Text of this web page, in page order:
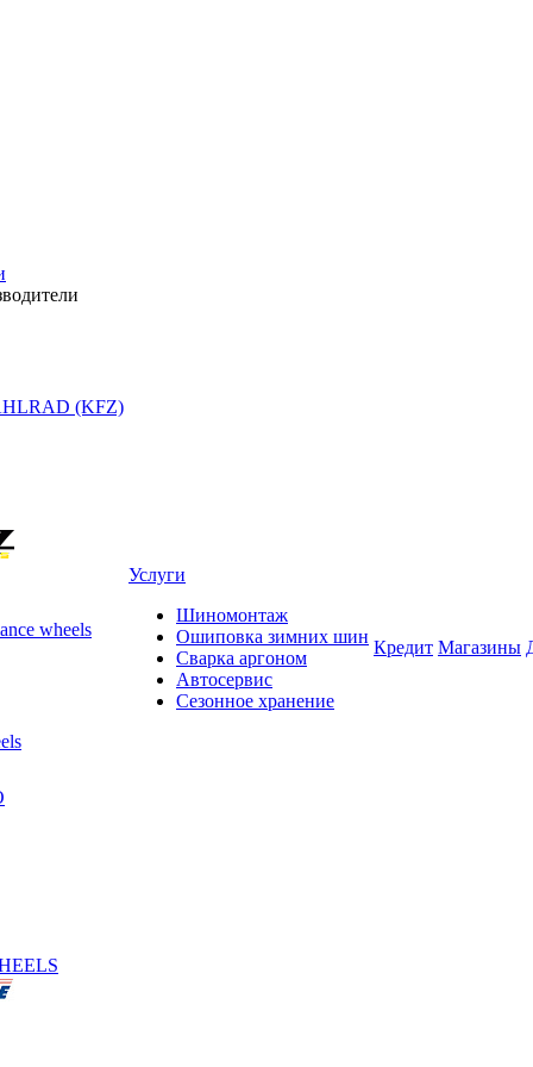
(KFZ)
wheels
Услуги
Шиномонтаж
Ошиповка зимних шин
Сварка аргоном
Автосервис
Сезонное хранение
Кредит Магазины